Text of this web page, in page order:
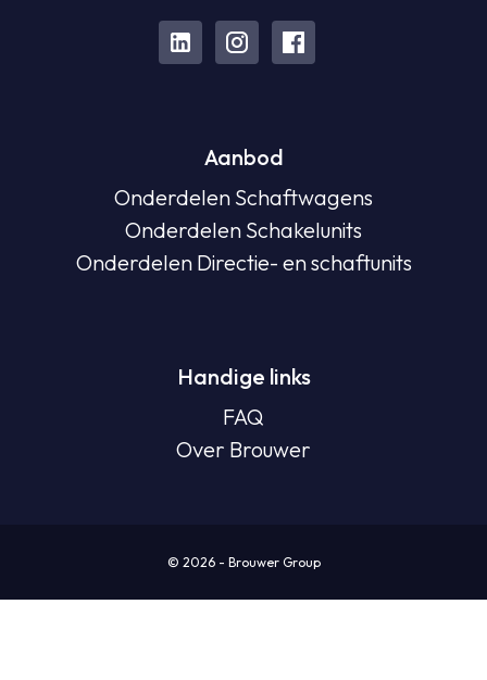
Aanbod
Onderdelen Schaftwagens
Onderdelen Schakelunits
Onderdelen Directie- en schaftunits
Handige links
FAQ
Over Brouwer
© 2026 - Brouwer Group